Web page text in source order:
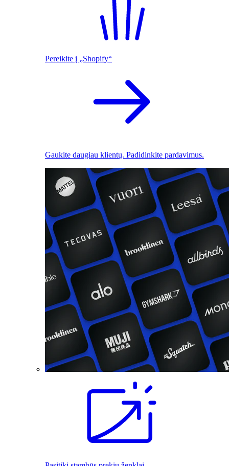
Pereikite į „Shopify“
Gaukite daugiau klientų. Padidinkite pardavimus.